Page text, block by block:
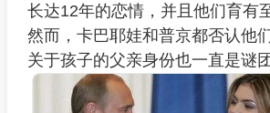
长达12年的恋情，并且他们育有
然而，卡巴耶娃和普京都否认他
关于孩子的父亲身份也一直是谜团